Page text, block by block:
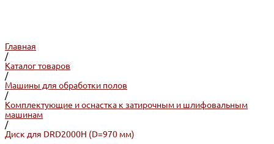
Главная
/
Каталог товаров
/
Машины для обработки полов
/
Комплектующие и оснастка к затирочным и шлифовальным
машинам
/
Диск для DRD2000H (D=970 мм)